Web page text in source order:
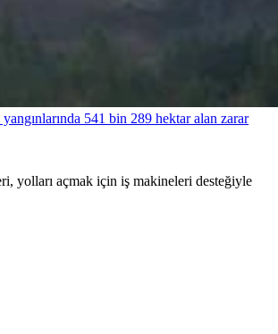
541 bin 289 hektar alan zarar
yolları açmak için iş makineleri desteğiyle